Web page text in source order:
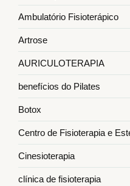
Ambulatório Fisioterápico
Artrose
AURICULOTERAPIA
benefícios do Pilates
Botox
Centro de Fisioterapia e
Cinesioterapia
clínica de fisioterapia